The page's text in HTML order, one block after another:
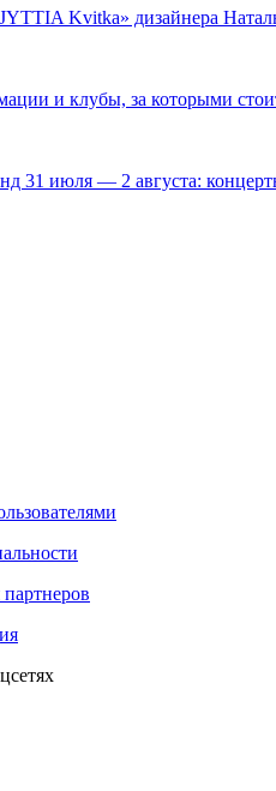
Kvitka» дизайнера
и клубы, за которыми
31 июля — 2 августа: